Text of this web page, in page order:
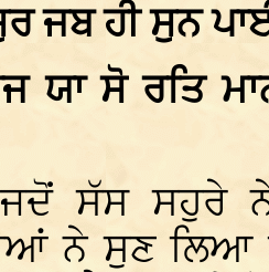
ਜਬ ਹੀ ਸੁਨ
ਯਾ ਸੋ ਰਤਿ
ਸੱਸ ਸਹੁਰੇ
ਨੇ ਸੁਣ ਲਿਆ